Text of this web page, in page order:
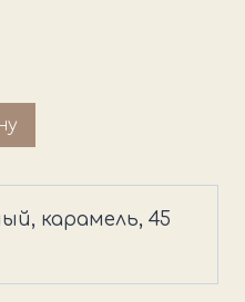
карамель, 45